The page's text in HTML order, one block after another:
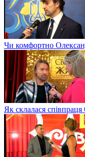
Чи комфортно
Як склалася